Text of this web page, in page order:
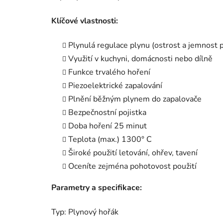
Klíčové vlastnosti:
Plynulá regulace plynu (ostrost a jemnost
Využití v kuchyni, domácnosti nebo dílně
Funkce trvalého hoření
Piezoelektrické zapalování
Plnění běžným plynem do zapalovače
Bezpečnostní pojistka
Doba hoření 25 minut
Teplota (max.) 1300° C
Široké použití letování, ohřev, tavení
Oceníte zejména pohotovost použití
Parametry a specifikace:
Typ: Plynový hořák